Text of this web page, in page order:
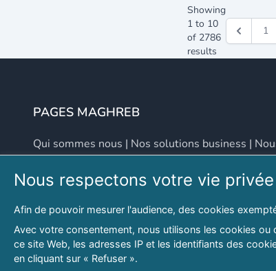
Showing
1 to 10
of 2786
results
1
PAGES MAGHREB
Qui sommes nous | Nos solutions business |
Adresse
46 LOT. PETITE PROVENCE SIDI YAHIA
Hydra, Alger (16), Algérie
Email
Nous respectons votre vie privée
Afin de pouvoir mesurer l'audience, des cookies
Avec votre consentement, nous utilisons les cookies
ce site Web, les adresses IP et les identifiants des
en cliquant sur « Refuser ».